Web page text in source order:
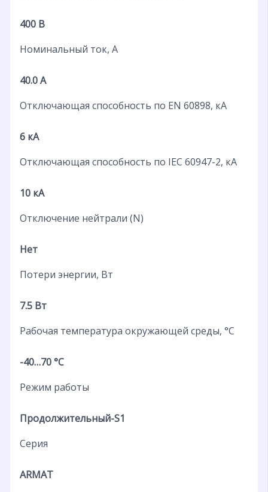
400 В
Номинальный ток, А
40.0 А
Отключающая способность по EN 60898, кА
6 кА
Отключающая способность по IEC 60947-2, кА
10 кА
Отключение нейтрали (N)
Нет
Потери энергии, Вт
7.5 Вт
Рабочая температура окружающей среды, °C
-40…70 °C
Режим работы
Продолжительный-S1
Серия
ARMAT